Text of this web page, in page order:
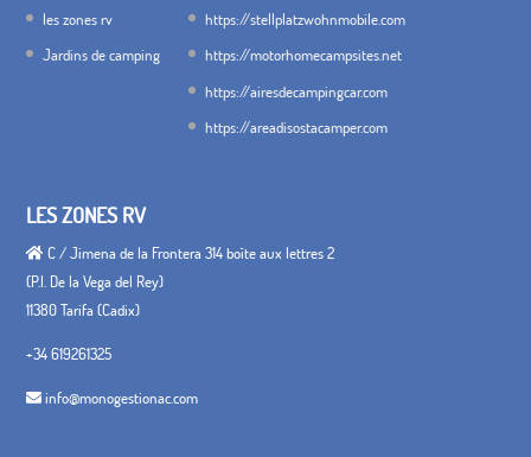
les zones rv
Jardins de camping
https://stellplatzwohnmobile.com
https://motorhomecampsites.net
https://airesdecampingcar.com
https://areadisostacamper.com
LES ZONES RV
C / Jimena de la Frontera 314 boîte aux lettres 2
(P.I. De la Vega del Rey)
11380 Tarifa (Cadix)
+34 619261325
info@monogestionac.com